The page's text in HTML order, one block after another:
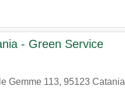
- Green Service
Gemme 113, 95123 Catania